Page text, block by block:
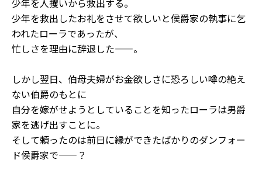
少年を救出したお礼をさせて欲しいと侯爵家の執事に乞
われたローラであったが、
忙しさを理由に辞退した――。
しかし翌日、伯母夫婦がお金欲しさに恐ろしい噂の絶え
ない伯爵のもとに
自分を嫁がせようとしていることを知ったローラは男爵
家を逃げ出すことに。
そして頼ったのは前日に縁ができたばかりのダンフォー
ド侯爵家で――？